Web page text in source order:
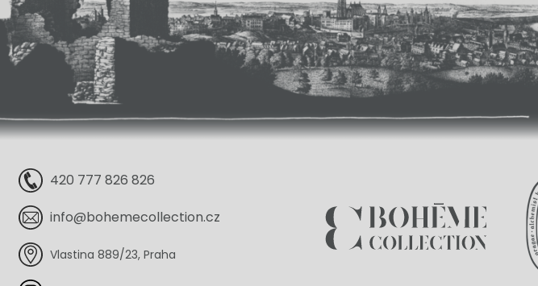
420 777 826 826
info@bohemecollection.cz
Vlastina 889/23, Praha